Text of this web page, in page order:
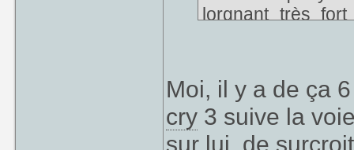
lorgnant très
Moi, il y a de ça
cry 3 suive la
sur lui, de